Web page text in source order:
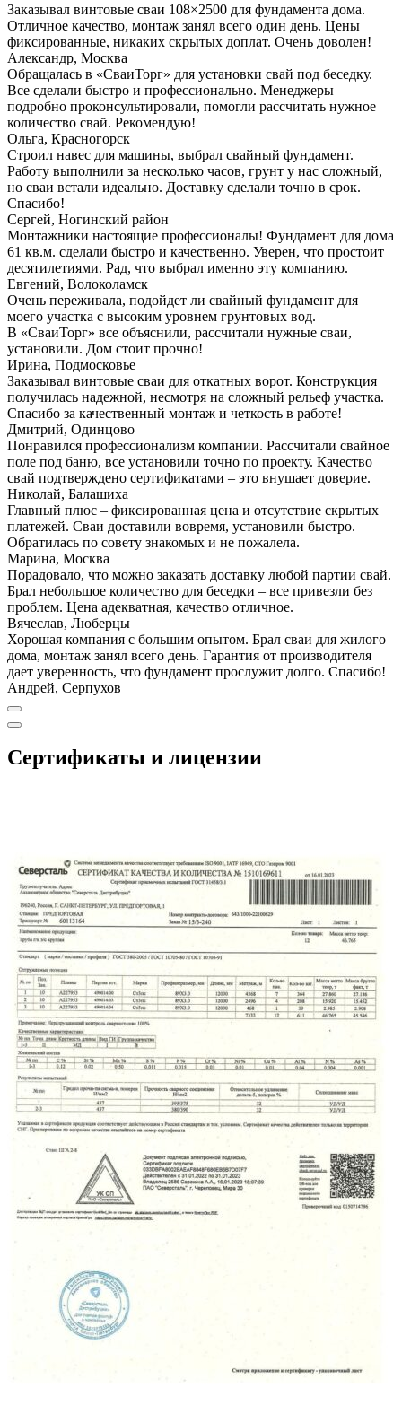
Заказывал винтовые сваи 108×2500 для фундамента дома.
Отличное качество, монтаж занял всего один день. Цены
фиксированные, никаких скрытых доплат. Очень доволен!
Александр, Москва
Обращалась в «СваиТорг» для установки свай под беседку.
Все сделали быстро и профессионально. Менеджеры
подробно проконсультировали, помогли рассчитать нужное
количество свай. Рекомендую!
Ольга, Красногорск
Строил навес для машины, выбрал свайный фундамент.
Работу выполнили за несколько часов, грунт у нас сложный,
но сваи встали идеально. Доставку сделали точно в срок.
Спасибо!
Сергей, Ногинский район
Монтажники настоящие профессионалы! Фундамент для дома
61 кв.м. сделали быстро и качественно. Уверен, что простоит
десятилетиями. Рад, что выбрал именно эту компанию.
Евгений, Волоколамск
Очень переживала, подойдет ли свайный фундамент для
моего участка с высоким уровнем грунтовых вод.
В «СваиТорг» все объяснили, рассчитали нужные сваи,
установили. Дом стоит прочно!
Ирина, Подмосковье
Заказывал винтовые сваи для откатных ворот. Конструкция
получилась надежной, несмотря на сложный рельеф участка.
Спасибо за качественный монтаж и четкость в работе!
Дмитрий, Одинцово
Понравился профессионализм компании. Рассчитали свайное
поле под баню, все установили точно по проекту. Качество
свай подтверждено сертификатами – это внушает доверие.
Николай, Балашиха
Главный плюс – фиксированная цена и отсутствие скрытых
платежей. Сваи доставили вовремя, установили быстро.
Обратилась по совету знакомых и не пожалела.
Марина, Москва
Порадовало, что можно заказать доставку любой партии свай.
Брал небольшое количество для беседки – все привезли без
проблем. Цена адекватная, качество отличное.
Вячеслав, Люберцы
Хорошая компания с большим опытом. Брал сваи для жилого
дома, монтаж занял всего день. Гарантия от производителя
дает уверенность, что фундамент прослужит долго. Спасибо!
Андрей, Серпухов
Сертификаты и лицензии